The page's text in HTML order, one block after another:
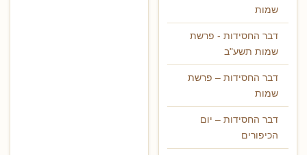
שמות
דבר החסידות - פרשת
שמות תשע"ב
דבר החסידות – פרשת
שמות
דבר החסידות – יום
הכיפורים